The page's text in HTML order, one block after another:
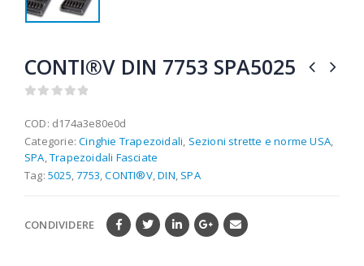
CONTI®V DIN 7753 SPA5025
COD: d174a3e80e0d
Categorie:Cinghie Trapezoidali Sezioni strette e norme USA
SPA ,Trapezoidali Fasciate
Tag: 5025 ,7753 ,CONTI®V,DIN SPA
CONDIVIDERE